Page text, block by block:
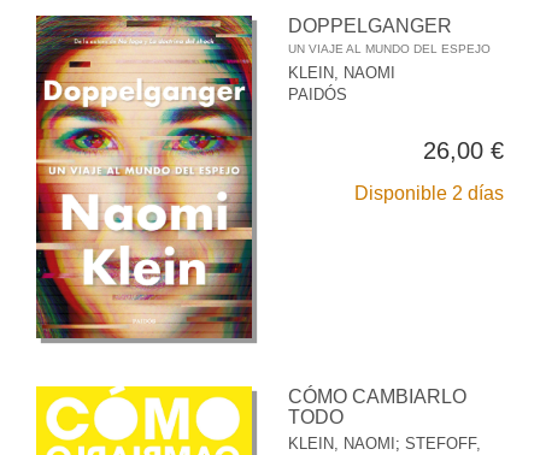
DOPPELGANGER
UN VIAJE AL MUNDO DEL ESPEJO
KLEIN, NAOMI
PAIDÓS
26,00 €
Disponible 2 días
CÓMO CAMBIARLO
TODO
KLEIN, NAOMI ; STEFOFF,